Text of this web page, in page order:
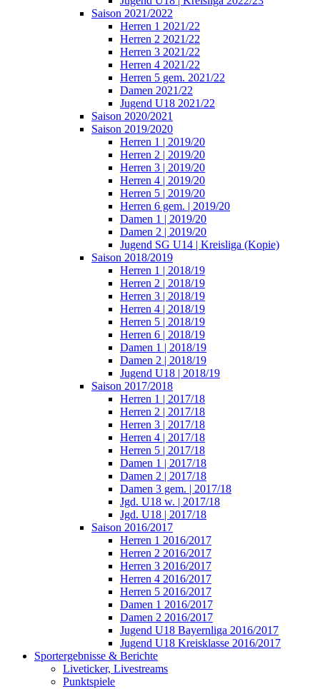
Saison 2021/2022
Herren 1 2021/22
Herren 2 2021/22
Herren 3 2021/22
Herren 4 2021/22
Herren 5 gem. 2021/22
Damen 2021/22
Jugend U18 2021/22
Saison 2020/2021
Saison 2019/2020
Herren 1 | 2019/20
Herren 2 | 2019/20
Herren 3 | 2019/20
Herren 4 | 2019/20
Herren 5 | 2019/20
Herren 6 gem. | 2019/20
Damen 1 | 2019/20
Damen 2 | 2019/20
Jugend SG U14 | Kreisliga (Kopie)
Saison 2018/2019
Herren 1 | 2018/19
Herren 2 | 2018/19
Herren 3 | 2018/19
Herren 4 | 2018/19
Herren 5 | 2018/19
Herren 6 | 2018/19
Damen 1 | 2018/19
Damen 2 | 2018/19
Jugend U18 | 2018/19
Saison 2017/2018
Herren 1 | 2017/18
Herren 2 | 2017/18
Herren 3 | 2017/18
Herren 4 | 2017/18
Herren 5 | 2017/18
Damen 1 | 2017/18
Damen 2 | 2017/18
Damen 3 gem. | 2017/18
Jgd. U18 w. | 2017/18
Jgd. U18 | 2017/18
Saison 2016/2017
Herren 1 2016/2017
Herren 2 2016/2017
Herren 3 2016/2017
Herren 4 2016/2017
Herren 5 2016/2017
Damen 1 2016/2017
Damen 2 2016/2017
Jugend U18 Bayernliga 2016/2017
Jugend U18 Kreisklasse 2016/2017
Sportergebnisse & Berichte
Liveticker, Livestreams
Punktspiele